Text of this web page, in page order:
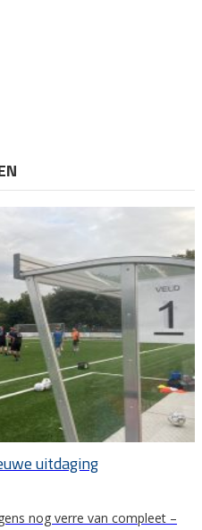
uitdaging
nog verre van compleet –